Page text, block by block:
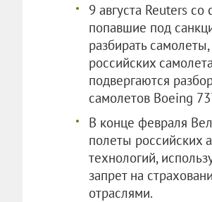
9 августа Reuters
попавшие под
разбирать
российских
подвергаются
самолетов Boeing
В конце февраля
полеты российских
технологий,
запрет на
отраслями.